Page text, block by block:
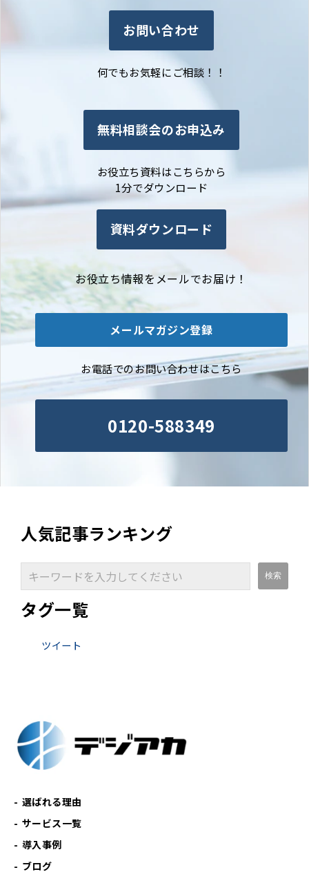
お問い合わせ
何でもお気軽にご相談！！
無料相談会のお申込み
お役立ち資料はこちらから
1分でダウンロード
資料ダウンロード
お役立ち情報をメールでお届け！
メールマガジン登録
お電話でのお問い合わせはこちら
0120-588349
人気記事ランキング
タグ一覧
ツイート
選ばれる理由
サービス一覧
導入事例
ブログ